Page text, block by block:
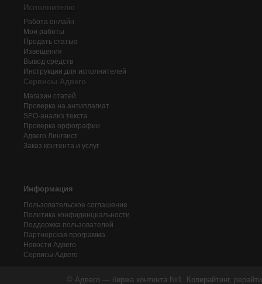
Исполнителю
Работа онлайн
Мои работы
Продать статью
Извещения
Вывод средств
Инструкции для исполнителей
Сервисы Адвего
Магазин статей
Проверка на антиплагиат
SEO-анализ текста
Проверка орфографии
Адвего Лингвист
Заказ контента и услуг
Информация
Пользовательское соглашение
Политика конфиденциальности
Поддержка пользователей
Партнерская программа
Новости Адвего
Сервисы Адвего
© Адвего — биржа контента №1. Копирайтинг,